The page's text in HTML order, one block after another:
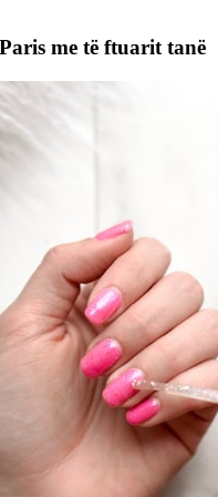
me të ftuarit tanë